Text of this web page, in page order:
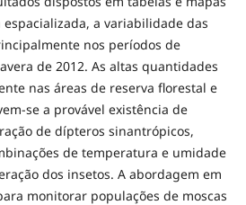
a variabilidade das
nos períodos de
de 2012. As altas quantidades
nas áreas de reserva florestal e
se a provável existência de
de dípteros sinantrópicos,
de temperatura e umidade
dos insetos. A abordagem em
monitorar populações de moscas